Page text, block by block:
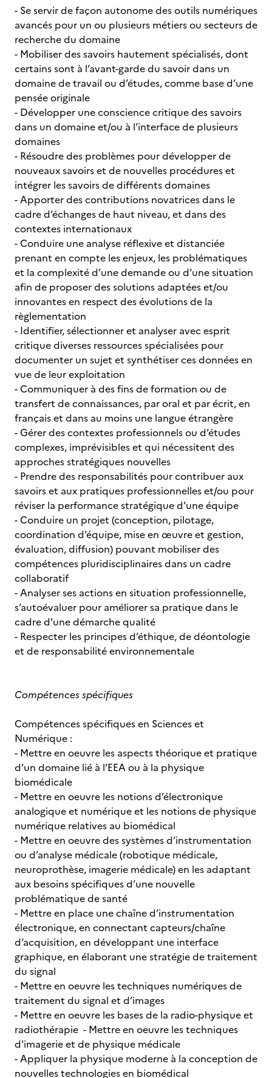
- Se servir de façon autonome des outils numériques
avancés pour un ou plusieurs métiers ou secteurs de
recherche du domaine
- Mobiliser des savoirs hautement spécialisés, dont
certains sont à l’avant-garde du savoir dans un
domaine de travail ou d’études, comme base d’une
pensée originale
- Développer une conscience critique des savoirs
dans un domaine et/ou à l’interface de plusieurs
domaines
- Résoudre des problèmes pour développer de
nouveaux savoirs et de nouvelles procédures et
intégrer les savoirs de différents domaines
- Apporter des contributions novatrices dans le
cadre d’échanges de haut niveau, et dans des
contextes internationaux
- Conduire une analyse réflexive et distanciée
prenant en compte les enjeux, les problématiques
et la complexité d’une demande ou d’une situation
afin de proposer des solutions adaptées et/ou
innovantes en respect des évolutions de la
règlementation
- Identifier, sélectionner et analyser avec esprit
critique diverses ressources spécialisées pour
documenter un sujet et synthétiser ces données en
vue de leur exploitation
- Communiquer à des fins de formation ou de
transfert de connaissances, par oral et par écrit, en
français et dans au moins une langue étrangère
- Gérer des contextes professionnels ou d’études
complexes, imprévisibles et qui nécessitent des
approches stratégiques nouvelles
- Prendre des responsabilités pour contribuer aux
savoirs et aux pratiques professionnelles et/ou pour
réviser la performance stratégique d'une équipe
- Conduire un projet (conception, pilotage,
coordination d’équipe, mise en œuvre et gestion,
évaluation, diffusion) pouvant mobiliser des
compétences pluridisciplinaires dans un cadre
collaboratif
- Analyser ses actions en situation professionnelle,
s’autoévaluer pour améliorer sa pratique dans le
cadre d'une démarche qualité
- Respecter les principes d’éthique, de déontologie
et de responsabilité environnementale
Compétences spécifiques
Compétences spécifiques en Sciences et
Numérique :
- Mettre en oeuvre les aspects théorique et pratique
d’un domaine lié à l’EEA ou à la physique
biomédicale
- Mettre en oeuvre les notions d’électronique
analogique et numérique et les notions de physique
numérique relatives au biomédical
- Mettre en oeuvre des systèmes d’instrumentation
ou d’analyse médicale (robotique médicale,
neuroprothèse, imagerie médicale) en les adaptant
aux besoins spécifiques d’une nouvelle
problématique de santé
- Mettre en place une chaîne d’instrumentation
électronique, en connectant capteurs/chaîne
d’acquisition, en développant une interface
graphique, en élaborant une stratégie de traitement
du signal
- Mettre en oeuvre les techniques numériques de
traitement du signal et d’images
- Mettre en oeuvre les bases de la radio-physique et
radiothérapie - Mettre en oeuvre les techniques
d'imagerie et de physique médicale
- Appliquer la physique moderne à la conception de
nouvelles technologies en biomédical